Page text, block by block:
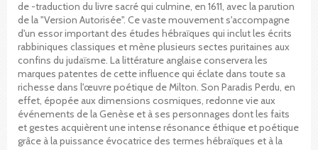
de -traduction du livre sacré qui culmine, en 1611, avec la parution
de la "Version Autorisée". Ce vaste mouvement s'accompagne
d'un essor important des études hébraïques qui inclut les écrits
rabbiniques classiques et mène plusieurs sectes puritaines aux
confins du judaïsme. La littérature anglaise conservera les
marques patentes de cette influence qui éclate dans toute sa
richesse dans l'œuvre poétique de Milton. Son Paradis Perdu, en
effet, épopée aux dimensions cosmiques, redonne vie aux
événements de la Genèse et à ses personnages dont les faits
et gestes acquièrent une intense résonance éthique et poétique
grâce à la puissance évocatrice des termes hébraïques et à la